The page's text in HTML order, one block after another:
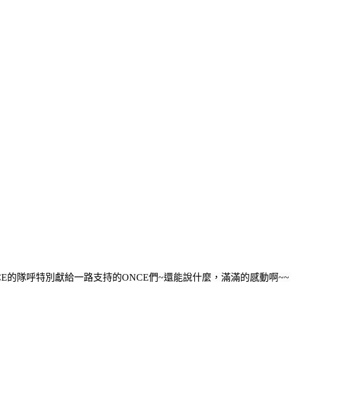
隊呼特別獻給一路支持的ONCE們~還能說什麼，滿滿的感動啊~~